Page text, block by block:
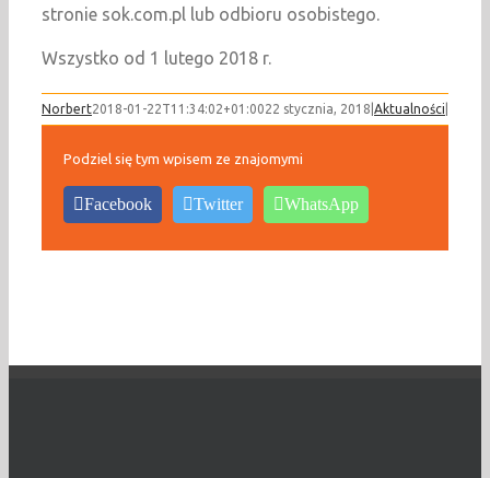
stronie sok.com.pl lub odbioru osobistego.
Wszystko od 1 lutego 2018 r.
Norbert2018-01-22T11:34:02+01:0022 stycznia, 2018 Aktualności
Podziel się tym wpisem ze znajomymi
Facebook Twitter WhatsApp